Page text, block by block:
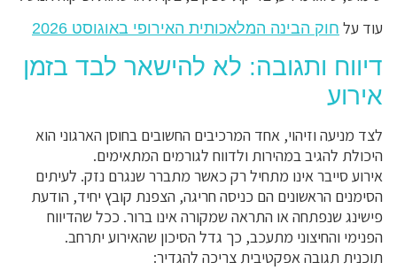
עוד על חוק הבינה המלאכותית האירופי באוגוסט 2026
דיווח ותגובה: לא להישאר לבד בזמן
אירוע
לצד מניעה וזיהוי, אחד המרכיבים החשובים בחוסן הארגוני הוא
היכולת להגיב במהירות ולדווח לגורמים המתאימים.
אירוע סייבר אינו מתחיל רק כאשר מתברר שנגרם נזק. לעיתים
הסימנים הראשונים הם כניסה חריגה, הצפנת קובץ יחיד, הודעת
פישינג שנפתחה או התראה שמקורה אינו ברור. ככל שהדיווח
הפנימי והחיצוני מתעכב, כך גדל הסיכון שהאירוע יתרחב.
תוכנית תגובה אפקטיבית צריכה להגדיר: